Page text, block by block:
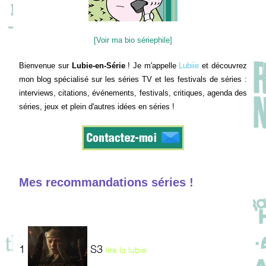
[Voir ma bio sériephile]
Bienvenue sur Lubie-en-Série! Je m'appelle Lubiie et découvrez
mon blog spécialisé sur les séries TV et les festivals de séries :
interviews, citations, événements, festivals, critiques, agenda des
séries, jeux et plein d'autres idées en séries !
Mes recommandations séries !
1 S3 lire la lubie